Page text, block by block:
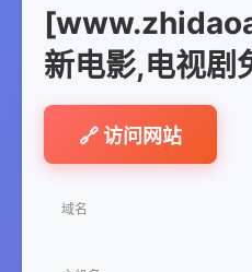
新电影,电视剧
🔗 访问网站
域名